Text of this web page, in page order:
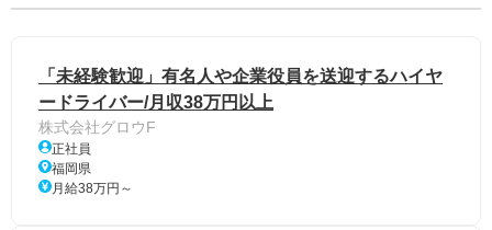
「未経験歓迎」有名人や企業役員を送迎するハイヤ
ードライバー/月収38万円以上
株式会社グロウF
正社員
福岡県
月給38万円～